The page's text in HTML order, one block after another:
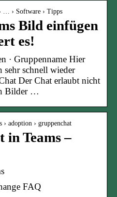
… › Software › Tipps
Bild einfügen
es!
· Gruppenname Hier
sehr schnell wieder
Der Chat erlaubt nicht
Bilder …
› adoption › gruppenchat
in Teams –
FAQ